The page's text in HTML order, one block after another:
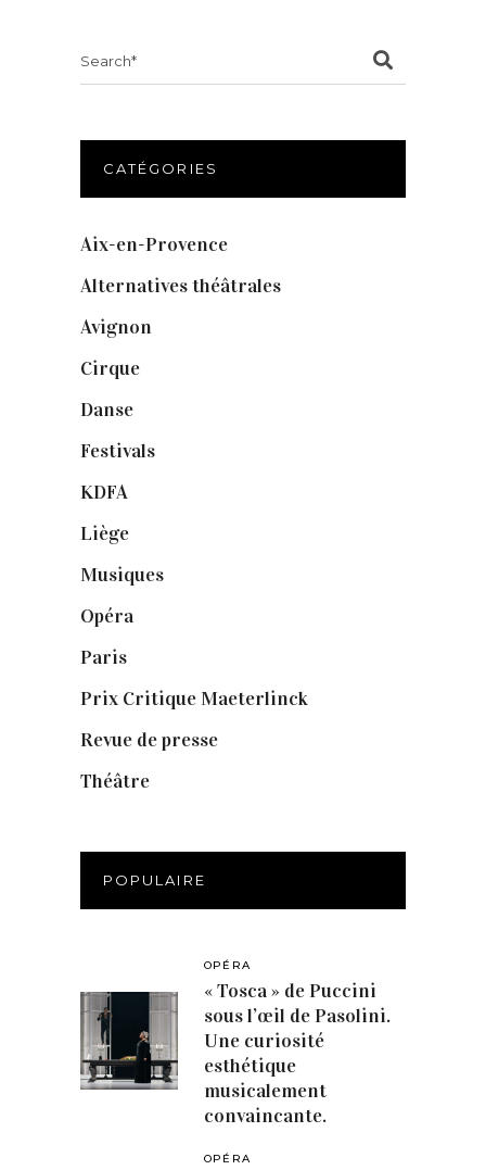
CATÉGORIES
Aix-en-Provence
Alternatives théâtrales
Avignon
Cirque
Danse
Festivals
KDFA
Liège
Musiques
Opéra
Paris
Prix Critique Maeterlinck
Revue de presse
Théâtre
POPULAIRE
OPÉRA
« Tosca » de Puccini
sous l’œil de Pasolini.
Une curiosité
esthétique
musicalement
convaincante.
OPÉRA